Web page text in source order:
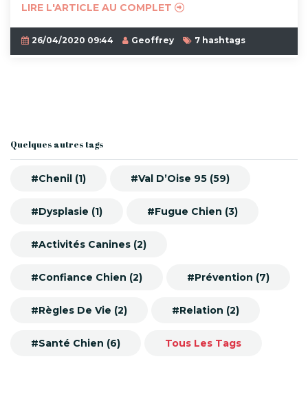
LIRE L'ARTICLE AU COMPLET
26/04/2020 09:44 Geoffrey 7 hashtags
Quelques autres tags
#Chenil (1) #Val D’Oise 95 (59)
#Dysplasie (1) #Fugue Chien (3)
#Activités Canines (2)
#Confiance Chien (2) #Prévention (7)
#Règles De Vie (2) #Relation (2)
#Santé Chien (6) Tous Les Tags